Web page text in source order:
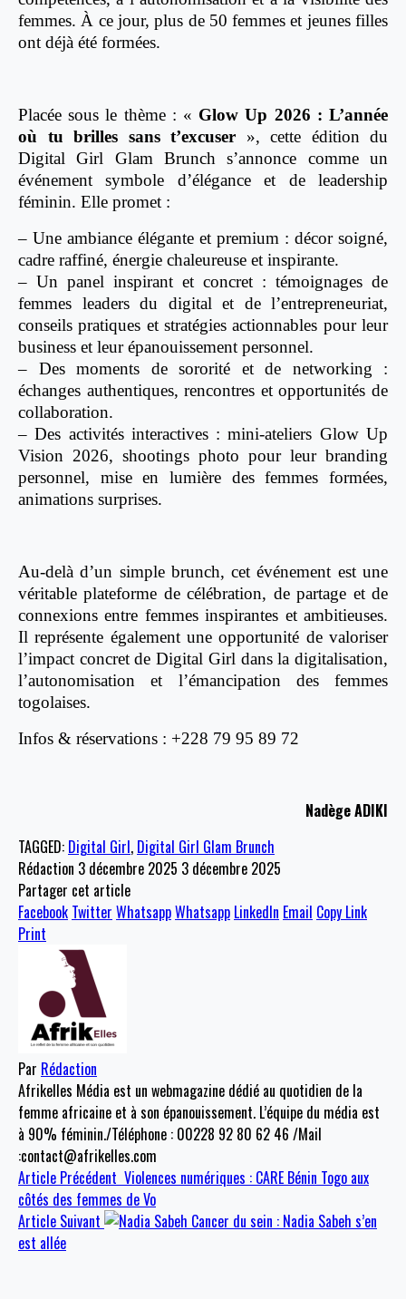
femmes. À ce jour, plus de 50 femmes et jeunes filles
ont déjà été formées.
Placée sous le thème : « Glow Up 2026 : L’année
où tu brilles sans t’excuser », cette édition du
Digital Girl Glam Brunch s’annonce comme un
événement symbole d’élégance et de leadership
féminin. Elle promet :
– Une ambiance élégante et premium : décor soigné,
cadre raffiné, énergie chaleureuse et inspirante.
– Un panel inspirant et concret : témoignages de
femmes leaders du digital et de l’entrepreneuriat,
conseils pratiques et stratégies actionnables pour leur
business et leur épanouissement personnel.
– Des moments de sororité et de networking :
échanges authentiques, rencontres et opportunités de
collaboration.
– Des activités interactives : mini-ateliers Glow Up
Vision 2026, shootings photo pour leur branding
personnel, mise en lumière des femmes formées,
animations surprises.
Au-delà d’un simple brunch, cet événement est une
véritable plateforme de célébration, de partage et de
connexions entre femmes inspirantes et ambitieuses.
Il représente également une opportunité de valoriser
l’impact concret de Digital Girl dans la digitalisation,
l’autonomisation et l’émancipation des femmes
togolaises.
Infos & réservations : +228 79 95 89 72
Nadège ADIKI
TAGGED: Digital Girl, Digital Girl Glam Brunch
Rédaction 3 décembre 2025 3 décembre 2025
Partager cet article
Facebook Twitter WhatsappWhatsapp LinkedIn Email Copy Link
Print
Par Rédaction
Afrikelles Média est un webmagazine dédié au quotidien de la
femme africaine et à son épanouissement. L’équipe du média est
à 90% féminin./Téléphone : 00228 92 80 62 46 /Mail
:contact@afrikelles.com
Article Précédent Violences numériques : CARE Bénin Togo aux
côtés des femmes de Vo
Article Suivant
Cancer du sein : Nadia Sabeh s’en
est allée